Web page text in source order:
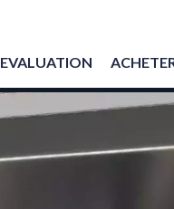
EVALUATION